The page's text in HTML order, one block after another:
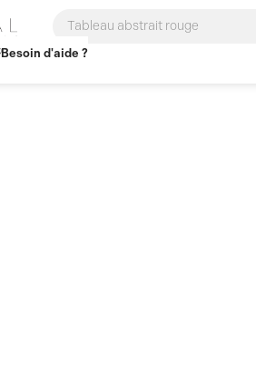
Search
Besoin d'aide ?